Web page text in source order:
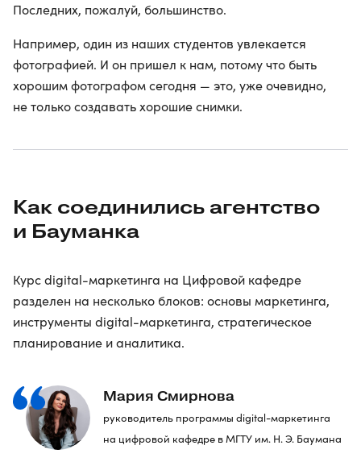
Последних, пожалуй, большинство.
Например, один из наших студентов увлекается
фотографией. И он пришел к нам, потому что быть
хорошим фотографом сегодня — это, уже очевидно,
не только создавать хорошие снимки.
Как соединились агентство
и Бауманка
Курс digital-маркетинга на Цифровой кафедре
разделен на несколько блоков: основы маркетинга,
инструменты digital-маркетинга, стратегическое
планирование и аналитика.
Мария Смирнова
руководитель программы digital-маркетинга
на цифровой кафедре в МГТУ им. Н. Э. Баумана